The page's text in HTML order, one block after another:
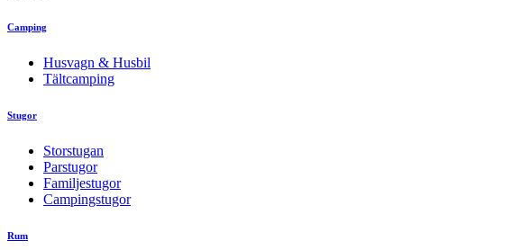
Camping
Husvagn & Husbil
Tältcamping
Stugor
Storstugan
Parstugor
Familjestugor
Campingstugor
Rum